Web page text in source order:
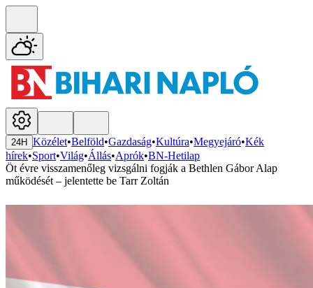
24H Közélet•Belföld•Gazdaság•Kultúra•Megyejáró•Kék
hírek•Sport•Világ•Állás•Aprók•BN-Hetilap
Öt évre visszamenőleg vizsgálni fogják a Bethlen Gábor Alap
működését – jelentette be Tarr Zoltán